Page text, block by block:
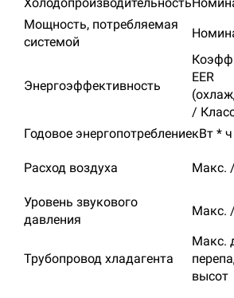
Мощность, потребляемая
системой
Энергоэффективность
EER
/
Годовое энергопотреблениекВт * ч
Расход воздуха Макс.
Уровень звукового
давления
Макс.
Трубопровод хладагента
Макс.
высот